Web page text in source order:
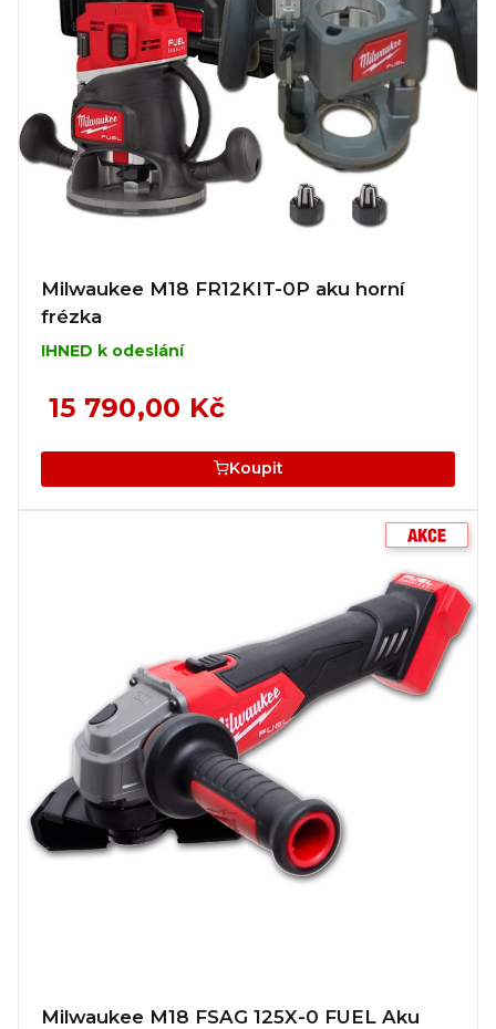
Milwaukee M18 FR12KIT-0P aku horní
frézka
IHNED k odeslání
15 790,00 Kč
Koupit
Milwaukee M18 FSAG 125X-0 FUEL Aku